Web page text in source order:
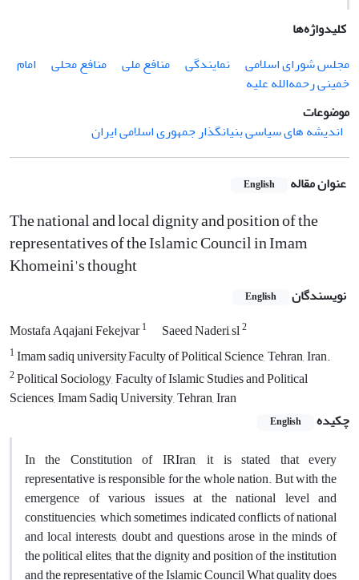
کلیدواژه‌ها
مجلس شورای اسلامی
نمایندگی منافع ملی منافع محلی
امام
خمینی رحمه‌الله علیه
موضوعات
اندیشه های سیاسی بنیانگذار جمهوری اسلامی ایران
عنوان مقاله English
The national and local dignity and position of the
representatives of the Islamic Council in Imam
Khomeini's thought
نویسندگان English
Mostafa Aqajani Fekejvar1 Saeed Naderi َsl2
1Imam sadiq university,Faculty of Political Science, Tehran, Iran.
2Political Sociology, Faculty of Islamic Studies and Political
Sciences, Imam Sadiq University, Tehran, Iran
چکیده
English
In the Constitution of IRIran, it is stated that every
representative is responsible for the whole nation. But with the
emergence of various issues at the national level and
constituencies, which sometimes indicated conflicts of national
and local interests, doubt and questions arose in the minds of
the political elites, that the dignity and position of the institution
and the representative of the Islamic Council What quality does